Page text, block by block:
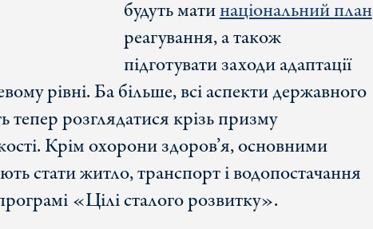
будуть матинаціональний план
реагування, а також
підготувати заходи адаптації
рівні. Ба більше, всі аспекти державного
тепер розглядатися крізь призму
Крім охорони здоров’я, основними
стати житло, транспорт і водопостачання
«Цілі сталого розвитку».